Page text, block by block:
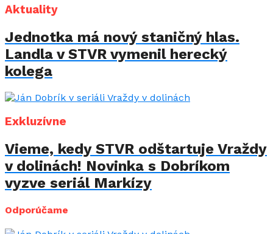
Aktuality
Jednotka má nový staničný hlas.
Landla v STVR vymenil herecký
kolega
Exkluzívne
Vieme, kedy STVR odštartuje Vraždy
v dolinách! Novinka s Dobríkom
vyzve seriál Markízy
Odporúčame